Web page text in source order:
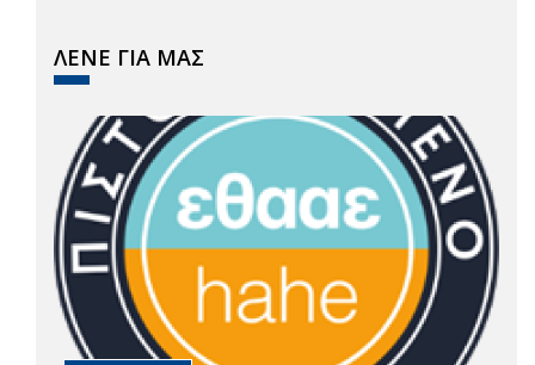
ΛΕΝΕ ΓΙΑ ΜΑΣ